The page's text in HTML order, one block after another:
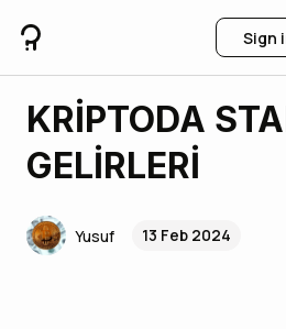
Sign
KRİPTODA
GELİRLERİ
Yusuf 13 Feb 2024